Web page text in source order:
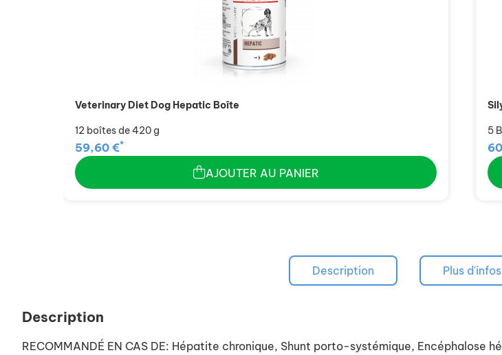
Veterinary Diet Dog Hepatic Boîte
12 boîtes de 420 g
59,60 €*
AJOUTER AU PANIER
5
Description Plus d'infos
Description
RECOMMANDÉ EN CAS DE: Hépatite chronique, Shunt porto-systémique, Encéphalose